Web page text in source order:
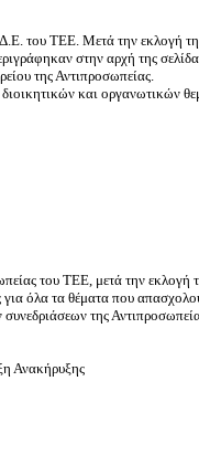
Δ.Ε. του ΤΕΕ. Μετά την εκλογή
στην αρχή της
της Αντιπροσωπείας.
και οργανωτικών
του ΤΕΕ, μετά την εκλογή
όλα τα θέματα που
της
Ανακήρυξης